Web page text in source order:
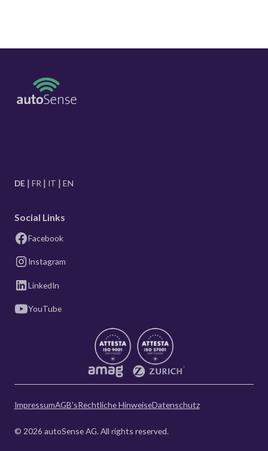
DE FR IT EN
Social Links
Facebook
Instagram
LinkedIn
YouTube
© 2026 autoSense AG. All rights reserved.
ImpressumAGB'sRechtliche HinweiseDatenschutz